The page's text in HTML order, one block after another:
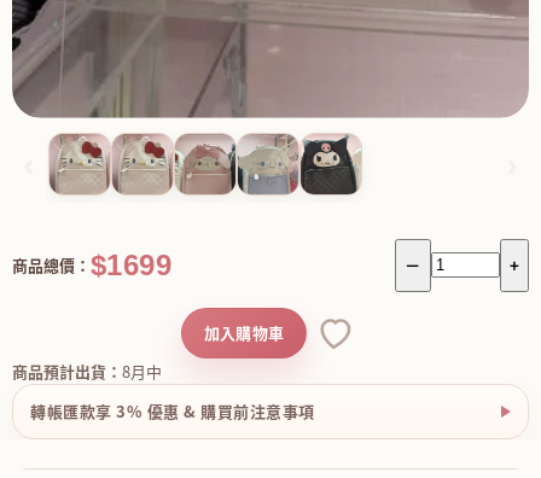
－ +
商品總價： $1699
商品預計出貨： 8月中
加入購物車
轉帳匯款享 3% 優惠 & 購買前注意事項